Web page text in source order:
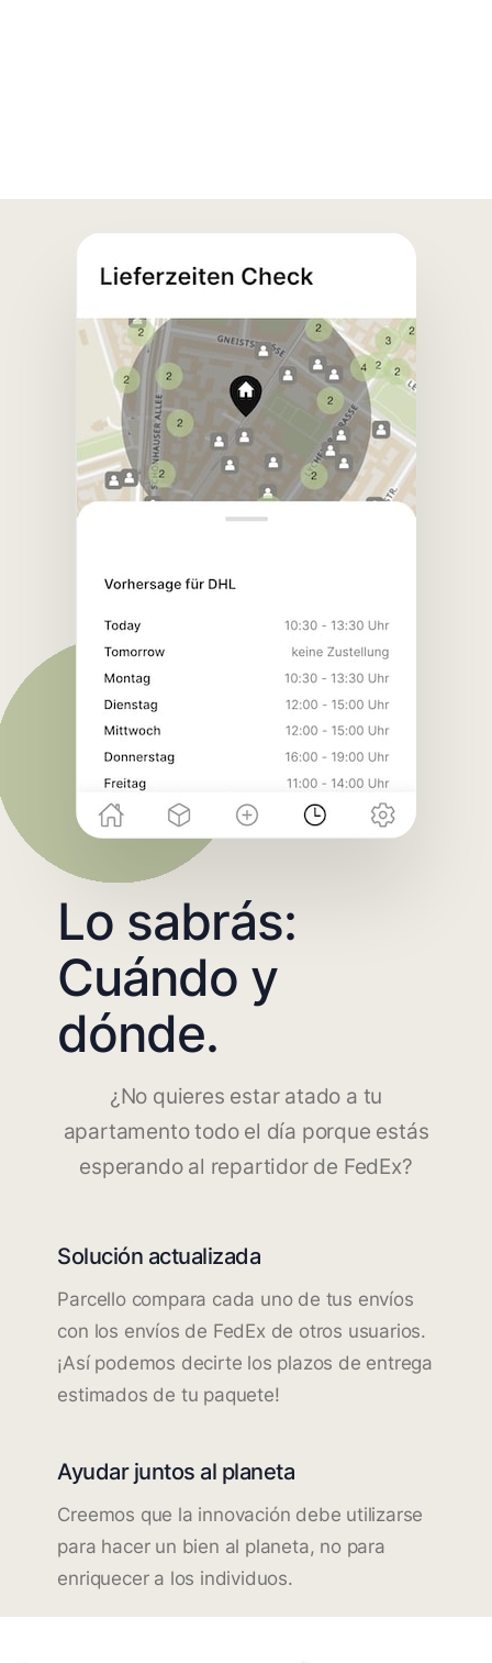
Lo sabrás:
Cuándo y
dónde.
¿No quieres estar atado a tu
apartamento todo el día porque estás
esperando al repartidor de FedEx?
Solución actualizada
Parcello compara cada uno de tus envíos
con los envíos de FedEx de otros usuarios.
¡Así podemos decirte los plazos de entrega
estimados de tu paquete!
Ayudar juntos al planeta
Creemos que la innovación debe utilizarse
para hacer un bien al planeta, no para
enriquecer a los individuos.